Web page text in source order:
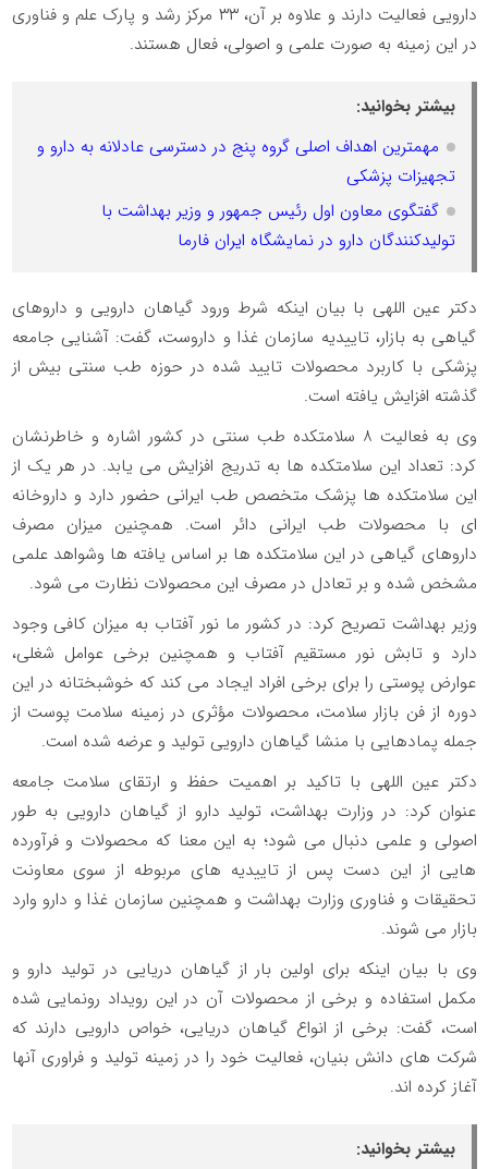
دارویی فعالیت دارند و علاوه بر آن، ۳۳ مرکز رشد و پارک علم و فناوری
در این زمینه به صورت علمی و اصولی، فعال هستند.
بیشتر بخوانید:
مهمترین اهداف اصلی گروه پنج در دسترسی عادلانه به دارو و
تجهیزات پزشکی
گفتگوی معاون اول رئیس جمهور و وزیر بهداشت با
تولیدکنندگان دارو در نمایشگاه ایران فارما
دکتر عین اللهی با بیان اینکه شرط ورود گیاهان دارویی و داروهای
گیاهی به بازار، تاییدیه سازمان غذا و داروست، گفت: آشنایی جامعه
پزشکی با کاربرد محصولات تایید شده در حوزه طب سنتی بیش از
گذشته افزایش یافته است.
وی به فعالیت ۸ سلامتکده طب سنتی در کشور اشاره و خاطرنشان
کرد: تعداد این سلامتکده ها به تدریج افزایش می یابد. در هر یک از
این سلامتکده ها پزشک متخصص طب ایرانی حضور دارد و داروخانه
ای با محصولات طب ایرانی دائر است. همچنین میزان مصرف
داروهای گیاهی در این سلامتکده ها بر اساس یافته ها و‌شواهد علمی
مشخص شده و بر تعادل در مصرف این محصولات نظارت می شود.
وزیر بهداشت تصریح کرد: در کشور ما نور آفتاب به میزان کافی وجود
دارد و تابش نور مستقیم آفتاب و همچنین برخی عوامل شغلی،
عوارض پوستی را برای برخی افراد ایجاد می کند که خوشبختانه در این
دوره از فن بازار سلامت، محصولات مؤثری در زمینه سلامت پوست از
جمله پمادهایی با منشا گیاهان دارویی تولید و عرضه شده است.
دکتر عین اللهی با تاکید بر اهمیت حفظ و ارتقای سلامت جامعه
عنوان کرد: در وزارت بهداشت، تولید دارو از گیاهان دارویی به طور
اصولی و علمی دنبال می شود؛ به این معنا که محصولات و فرآورده
هایی از این دست پس از تاییدیه های مربوطه از سوی معاونت
تحقیقات و فناوری وزارت بهداشت و همچنین سازمان غذا و دارو وارد
بازار می شوند.
وی با بیان اینکه برای اولین بار از گیاهان دریایی در تولید دارو و
مکمل استفاده و برخی از محصولات آن در این رویداد رونمایی شده
است، گفت: برخی از انواع گیاهان دریایی، خواص دارویی دارند که
شرکت های دانش بنیان، فعالیت خود را در زمینه تولید و فراوری آنها
آغاز کرده اند.
بیشتر بخوانید: